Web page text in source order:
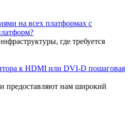
на всех платформах с
где требуется
к HDMI или DVI-D пошаговая
предоставляют нам широкий